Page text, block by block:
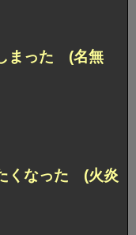
まった (名無
くなった (火炎